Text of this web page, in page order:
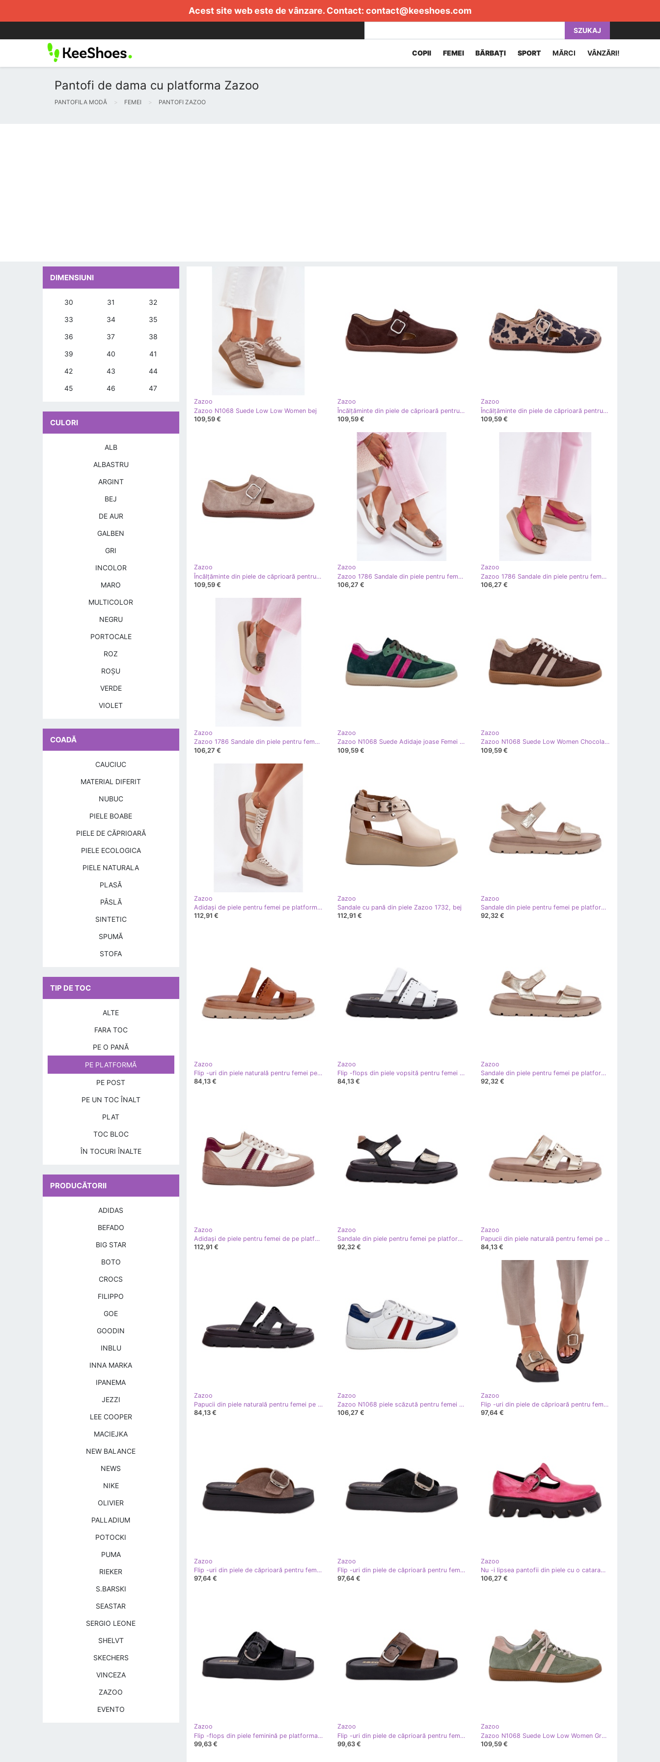
Acest site web este de vânzare. Contact: contact@keeshoes.com
SZUKAJ
COPII FEMEI BĂRBAȚI SPORT MĂRCI VÂNZĂRI!
Pantofi de dama cu platforma Zazoo
PANTOFILA MODĂ FEMEI PANTOFI ZAZOO
Zazoo
Zazoo N1068 Suede Low Low Women bej
109,59 €
Zazoo
Încălțăminte din piele de căprioară pentru femei cu bumpuri desculță zazoo n1261 ciocolată maro
109,59 €
Zazoo
Încălțăminte din piele de căprioară pentru femei cu o cataramă de bacon zazoo n1261 maro-bej
109,59 €
Zazoo
Încălțăminte din piele de căprioară pentru femei cu cataramă Beige Zazoo N1261 bej
109,59 €
Zazoo
Zazoo 1786 Sandale din piele pentru femei pe platformă cu un ornament auriu șters de aur
106,27 €
Zazoo
Zazoo 1786 Sandale din piele pentru femei pe platformă cu un ornament al Fuchsia roz
106,27 €
Zazoo
Zazoo 1786 Sandale din piele pentru femei pe platformă cu decorare Pearly Beige bej
106,27 €
Zazoo
Zazoo N1068 Suede Adidaje joase Femei cu verde închis
109,59 €
Zazoo
Zazoo N1068 Suede Low Women Chocolate Sneakers maro
109,59 €
Zazoo
Adidași de piele pentru femei pe platforma Beige Zazoo N1234 bej
112,91 €
Zazoo
Sandale cu pană din piele Zazoo 1732, bej
112,91 €
Zazoo
Sandale din piele pentru femei pe platforma Beige Zazoo 40443 bej
92,32 €
Zazoo
Flip -uri din piele naturală pentru femei pe platforma Zazoo 40440 Brown maro
84,13 €
Zazoo
Flip -flops din piele vopsită pentru femei pe platforma albă Zazoo 40440
84,13 €
Zazoo
Sandale din piele pentru femei pe platforma de aur Zazoo 40443
92,32 €
Zazoo
Adidași de piele pentru femei de pe platforma BEIG-BORD ZAZOO N1234 bej
112,91 €
Zazoo
Sandale din piele pentru femei pe platforma neagră Zazoo 40443 negru
92,32 €
Zazoo
Papucii din piele naturală pentru femei pe platforma de aur Zazoo 40440
84,13 €
Zazoo
Papucii din piele naturală pentru femei pe platforma Zazoo 40440 Negru
84,13 €
Zazoo
Zazoo N1068 piele scăzută pentru femei și albastre albastre
106,27 €
Zazoo
Flip -uri din piele de căprioară pentru femei cu o cataramă pe platforma Beige Zazoo 3019 bej
97,64 €
Zazoo
Flip -uri din piele de căprioară pentru femei cu o cataramă pe platforma Brown Zazoo 3019 maro
97,64 €
Zazoo
Flip -uri din piele de căprioară pentru femei cu o cataramă pe platforma Zazoo 3019 Negru
97,64 €
Zazoo
Nu -i lipsea pantofii din piele cu o cataramă Zazoo 20183 Fuchsia roz
106,27 €
Zazoo
Flip -flops din piele feminină pe platforma neagră Zazoo 3024 negru
99,63 €
Zazoo
Flip -uri din piele de căprioară pentru femei pe platforma Brown Zazoo 3024 maro
99,63 €
Zazoo
Zazoo N1068 Suede Low Low Women Green Sneakers verde
109,59 €
DIMENSIUNI
30 31 32
33 34 35
36 37 38
39 40 41
42 43 44
45 46 47
CULORI
ALB
ALBASTRU
ARGINT
BEJ
DE AUR
GALBEN
GRI
INCOLOR
MARO
MULTICOLOR
NEGRU
PORTOCALE
ROZ
ROŞU
VERDE
VIOLET
COADĂ
CAUCIUC
MATERIAL DIFERIT
NUBUC
PIELE BOABE
PIELE DE CĂPRIOARĂ
PIELE ECOLOGICA
PIELE NATURALA
PLASĂ
PÂSLĂ
SINTETIC
SPUMĂ
STOFA
TIP DE TOC
ALTE
FARA TOC
PE O PANĂ
PE PLATFORMĂ
PE POST
PE UN TOC ÎNALT
PLAT
TOC BLOC
ÎN TOCURI ÎNALTE
PRODUCĂTORII
ADIDAS
BEFADO
BIG STAR
BOTO
CROCS
FILIPPO
GOE
GOODIN
INBLU
INNA MARKA
IPANEMA
JEZZI
LEE COOPER
MACIEJKA
NEW BALANCE
NEWS
NIKE
OLIVIER
PALLADIUM
POTOCKI
PUMA
RIEKER
S.BARSKI
SEASTAR
SERGIO LEONE
SHELVT
SKECHERS
VINCEZA
ZAZOO
EVENTO